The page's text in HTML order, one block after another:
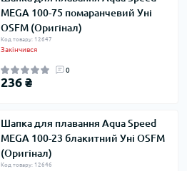
MEGA 100-75 помаранчевий Уні
OSFM (Оригінал)
Код товару: 12647
Закінчився
0
236 ₴
Шапка для плавання Aqua Speed ​​
MEGA 100-23 блакитний Уні OSFM
(Оригінал)
Код товару: 12646